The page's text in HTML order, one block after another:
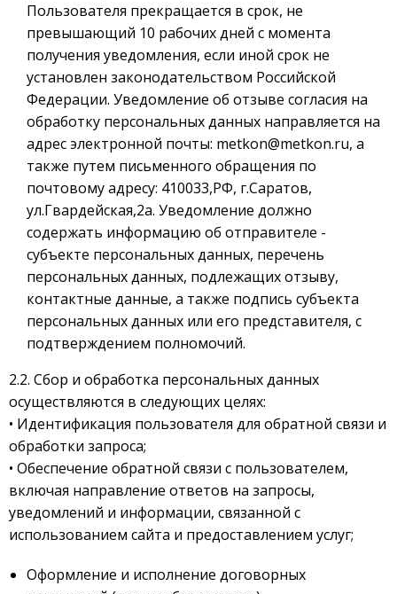
Пользователя прекращается в срок, не
превышающий 10 рабочих дней с момента
получения уведомления, если иной срок не
установлен законодательством Российской
Федерации. Уведомление об отзыве согласия на
обработку персональных данных направляется на
адрес электронной почты: metkon@metkon.ru, а
также путем письменного обращения по
почтовому адресу: 410033,РФ, г.Саратов,
ул.Гвардейская,2а. Уведомление должно
содержать информацию об отправителе -
субъекте персональных данных, перечень
персональных данных, подлежащих отзыву,
контактные данные, а также подпись субъекта
персональных данных или его представителя, с
подтверждением полномочий.
2.2. Сбор и обработка персональных данных
осуществляются в следующих целях:
• Идентификация пользователя для обратной связи и
обработки запроса;
• Обеспечение обратной связи с пользователем,
включая направление ответов на запросы,
уведомлений и информации, связанной с
использованием сайта и предоставлением услуг;
Оформление и исполнение договорных